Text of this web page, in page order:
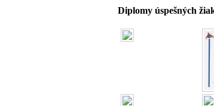
Diplomy úspešných